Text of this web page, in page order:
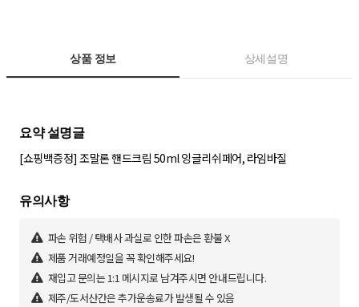
상품 정보 상세설명
요약 설명글
[쇼핑백증정] 조말론 핸드크림 50ml 잉글리쉬페어, 라임바질
유의사항
파손 위험 / 택배사 과실로 인한 파손은 환불 X
제품 거래예정일을 꼭 확인해주세요!
재입고 문의는 1:1 메시지로 남겨주시면 안내드립니다.
제주/도서산간은 추가운송료가 발생될 수 있음